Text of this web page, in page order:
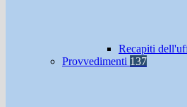
Recapiti
Provvedimenti 137